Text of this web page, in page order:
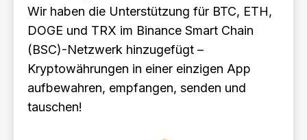
Wir haben die Unterstützung für BTC, ETH,
DOGE und TRX im Binance Smart Chain
(BSC)-Netzwerk hinzugefügt –
Kryptowährungen in einer einzigen App
aufbewahren, empfangen, senden und
tauschen!